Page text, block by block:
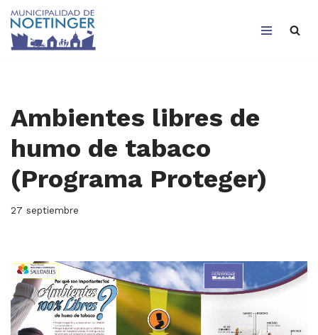
Saltar
Ambientes libres de
humo de tabaco
(Programa Proteger)
27 septiembre